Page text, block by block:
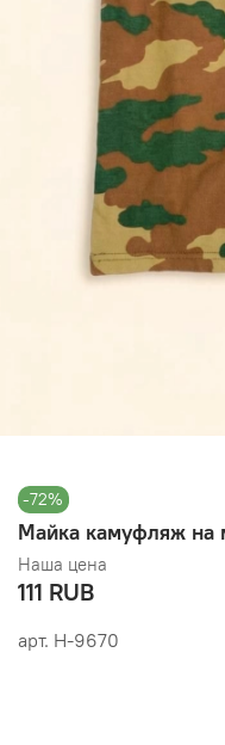
-72%
арт. Н-9670
Майка камуфляж на
Наша цена
111 RUB